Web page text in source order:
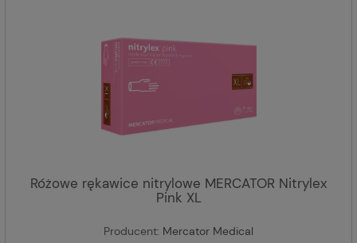
Różowe rękawice nitrylowe MERCATOR Nitrylex
Pink XL
Producent: Mercator Medical